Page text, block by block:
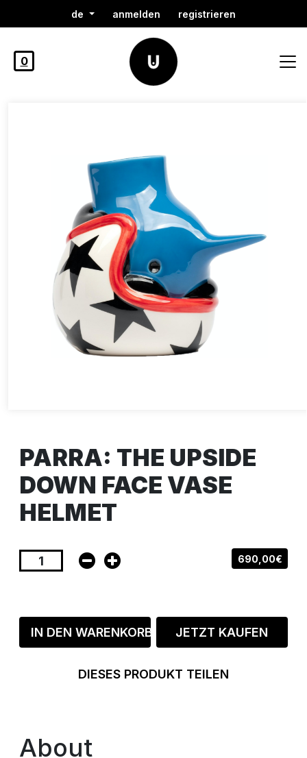
de anmelden registrieren
0
PARRA: THE UPSIDE
DOWN FACE VASE
HELMET
690,00€
IN DEN WARENKORB JETZT KAUFEN
DIESES PRODUKT TEILEN
About